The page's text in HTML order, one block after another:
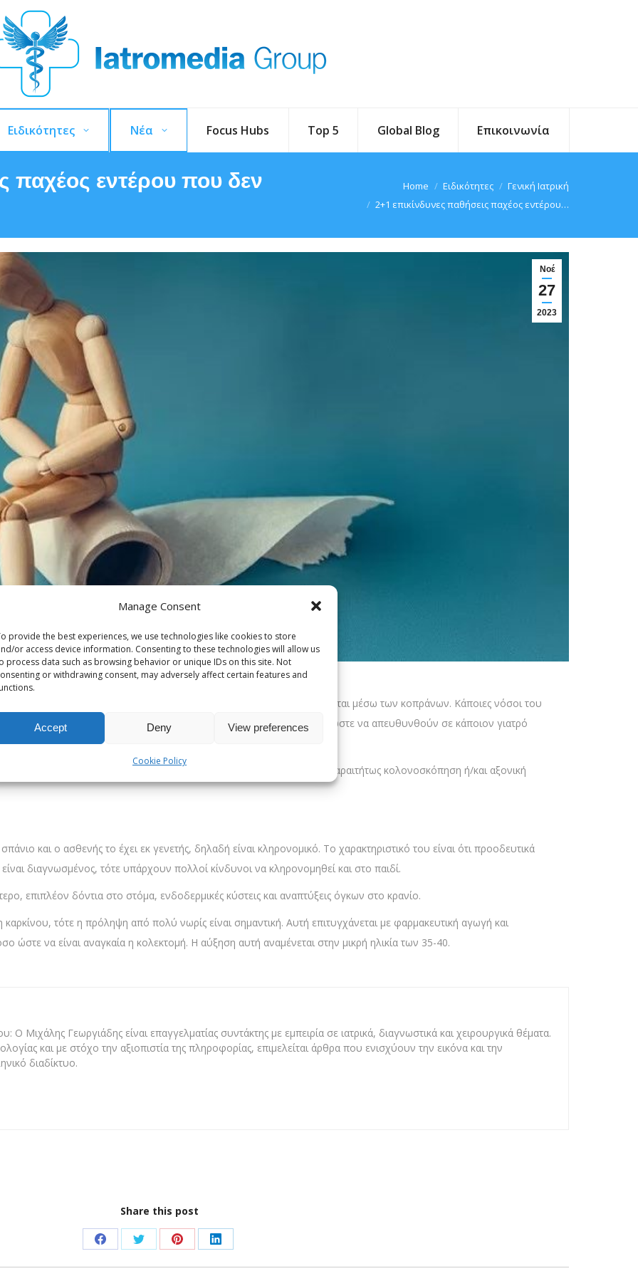
Manage Consent
provide the best experiences, we use technologies like cookies to store
or access device information. Consenting to these technologies will allow us
process data such as browsing behavior or unique IDs on this site. Not
or withdrawing consent, may adversely affect certain features and
Accept Deny View preferences
Cookie Policy
Ειδικότητες Νέα Focus Hubs Top 5 Global Blog Επικοινωνία
παχέος εντέρου που δεν Home Ειδικότητες
Γενική Ιατρική
2+1 επικίνδυνες παθήσεις παχέος εντέρου…
Νοέ
27
2023
σωλήνα. Εκεί οι άπεπτες τροφές γίνονται υπολείμματα και αποβάλλονται μέσω των κοπράνων. Κάποιες νόσοι του
σύμπτωμα και άλλες να δώσουν τα σημάδια τους στον ασθενή, ώστε να απευθυνθούν σε κάποιον γιατρό
πρωκτό κ.α.).
παχέος εντέρου να πούμε ότι η διάγνωσή τους περιλαμβάνει απαραιτήτως κολονοσκόπηση ή/και αξονική
και ο ασθενής το έχει εκ γενετής, δηλαδή είναι κληρονομικό. Το χαρακτηριστικό του είναι ότι προοδευτικά
διαγνωσμένος, τότε υπάρχουν πολλοί κίνδυνοι να κληρονομηθεί και στο παιδί.
επιπλέον δόντια στο στόμα, ενδοδερμικές κύστεις και αναπτύξεις όγκων στο κρανίο.
τότε η πρόληψη από πολύ νωρίς είναι σημαντική. Αυτή επιτυγχάνεται με φαρμακευτική αγωγή και
να είναι αναγκαία η κολεκτομή. Η αύξηση αυτή αναμένεται στην μικρή ηλικία των 35-40.
Ο Μιχάλης Γεωργιάδης είναι επαγγελματίας συντάκτης με εμπειρία σε ιατρικά, διαγνωστικά και χειρουργικά θέματα.
και με στόχο την αξιοπιστία της πληροφορίας, επιμελείται άρθρα που ενισχύουν την εικόνα και την
διαδίκτυο.
Share this post